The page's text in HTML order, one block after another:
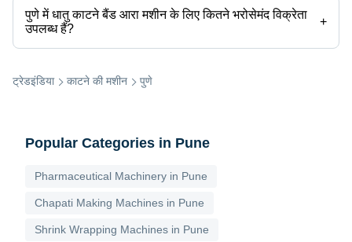
स्टील बैंड कटिंग सॉ मशीन 150000 INR
40000 INR
आपूर्तिकर्ताओं के लिए डिलीवरी का समय 1 सप्ताह तक लग सकता है।
पुणे में धातु काटने बैंड आरा मशीन के लिए कितने भरोसेमंद विक्रेता
उपलब्ध हैं?
+
धातु काटने बैंड आरा मशीन के लिए पुणे पर आधारित भरोसेमंद विक्रेता नीचे दिए गए हैं -
ट्रेडइंडिया
काटने की मशीन पुणे
Popular Categories in Pune
Pharmaceutical Machinery in Pune
Chapati Making Machines in Pune
Shrink Wrapping Machines in Pune